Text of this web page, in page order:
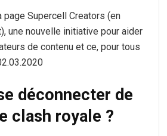
page Supercell Creators (en
une nouvelle initiative pour aider
de contenu et ce, pour tous
déconnecter de
clash royale ?